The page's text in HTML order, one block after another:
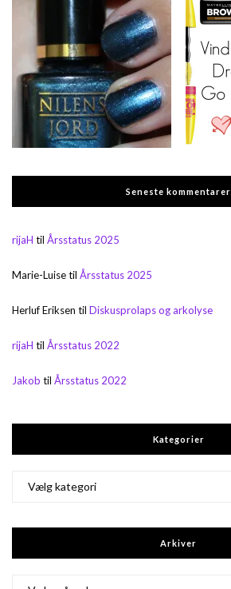
Seneste kommentarer
rijaH til Årsstatus 2025
Marie-Luisetil Årsstatus 2025
Herluf Eriksen til Diskusprolaps og arkolyse
rijaH til Årsstatus 2022
Jakob til Årsstatus 2022
Kategorier
Arkiver